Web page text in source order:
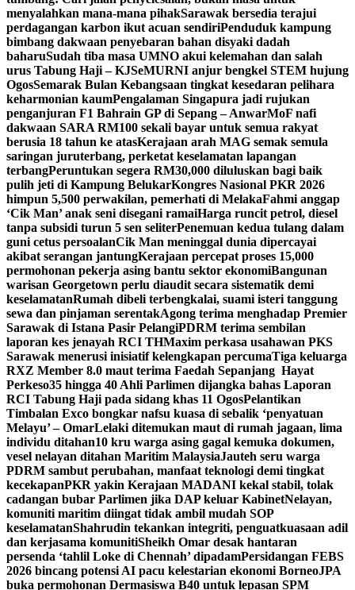
menyalahkan mana-mana pihakSarawak bersedia terajui
perdagangan karbon ikut acuan sendiriPenduduk kampung
bimbang dakwaan penyebaran bahan disyaki dadah
baharuSudah tiba masa UMNO akui kelemahan dan salah
urus Tabung Haji – KJSeMURNI anjur bengkel STEM hujung
OgosSemarak Bulan Kebangsaan tingkat kesedaran pelihara
keharmonian kaumPengalaman Singapura jadi rujukan
penganjuran F1 Bahrain GP di Sepang – AnwarMoF nafi
dakwaan SARA RM100 sekali bayar untuk semua rakyat
berusia 18 tahun ke atasKerajaan arah MAG semak semula
saringan juruterbang, perketat keselamatan lapangan
terbangPeruntukan segera RM30,000 diluluskan bagi baik
pulih jeti di Kampung BelukarKongres Nasional PKR 2026
himpun 5,500 perwakilan, pemerhati di MelakaFahmi anggap
‘Cik Man’ anak seni disegani ramaiHarga runcit petrol, diesel
tanpa subsidi turun 5 sen seliterPenemuan kedua tulang dalam
guni cetus persoalanCik Man meninggal dunia dipercayai
akibat serangan jantungKerajaan percepat proses 15,000
permohonan pekerja asing bantu sektor ekonomiBangunan
warisan Georgetown perlu diaudit secara sistematik demi
keselamatanRumah dibeli terbengkalai, suami isteri tanggung
sewa dan pinjaman serentakAgong terima menghadap Premier
Sarawak di Istana Pasir PelangiPDRM terima sembilan
laporan kes jenayah RCI THMaxim perkasa usahawan PKS
Sarawak menerusi inisiatif kelengkapan percumaTiga keluarga
RXZ Member 8.0 maut terima Faedah Sepanjang Hayat
Perkeso35 hingga 40 Ahli Parlimen dijangka bahas Laporan
RCI Tabung Haji pada sidang khas 11 OgosPelantikan
Timbalan Exco bongkar nafsu kuasa di sebalik ‘penyatuan
Melayu’ – OmarLelaki ditemukan maut di rumah jagaan, lima
individu ditahan10 kru warga asing gagal kemuka dokumen,
vesel nelayan ditahan Maritim MalaysiaJauteh seru warga
PDRM sambut perubahan, manfaat teknologi demi tingkat
kecekapanPKR yakin Kerajaan MADANI kekal stabil, tolak
cadangan bubar Parlimen jika DAP keluar KabinetNelayan,
komuniti maritim diingat tidak ambil mudah SOP
keselamatanShahrudin tekankan integriti, penguatkuasaan adil
dan kerjasama komunitiSheikh Omar desak hantaran
persenda ‘tahlil Loke di Chennah’ dipadamPersidangan FEBS
2026 bincang potensi AI pacu kelestarian ekonomi BorneoJPA
buka permohonan Dermasiswa B40 untuk lepasan SPM